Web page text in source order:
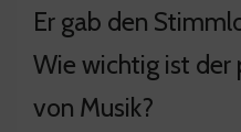
Er gab den
Wie wichtig ist der
von Musik?